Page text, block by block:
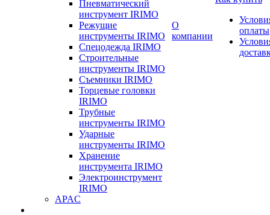
Пневматический
инструмент IRIMO
Режущие
инструменты IRIMO
Спецодежда IRIMO
Строительные
инструменты IRIMO
Съемники IRIMO
Торцевые головки
IRIMO
Трубные
инструменты IRIMO
Ударные
инструменты IRIMO
Хранение
инструмента IRIMO
Электроинструмент
IRIMO
APAC
О
компании
оплаты